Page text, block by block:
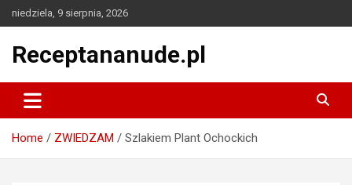
Skip
to
niedziela, 9 sierpnia, 2026
Receptananude.pl
Home ZWIEDZAM Szlakiem Plant Ochockich